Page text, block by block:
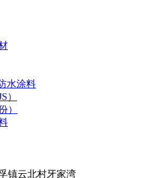
水涂料
）
）
镇云北村牙家湾